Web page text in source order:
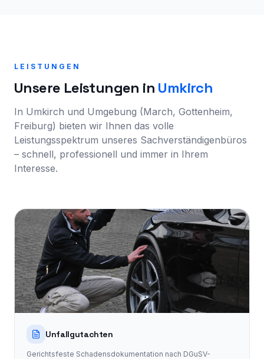
LEISTUNGEN
Unsere Leistungen in Umkirch
In Umkirch und Umgebung (March, Gottenheim,
Freiburg) bieten wir Ihnen das volle
Leistungsspektrum unseres Sachverständigenbüros
– schnell, professionell und immer in Ihrem
Interesse.
Unfallgutachten
Gerichtsfeste Schadensdokumentation nach DGuSV-